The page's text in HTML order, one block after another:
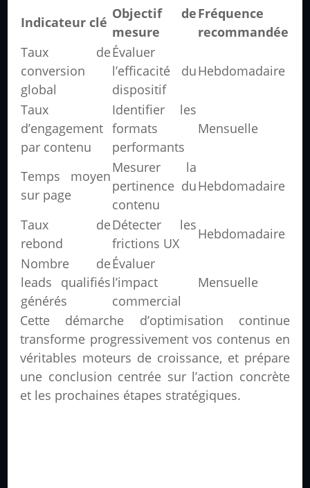
Indicateur clé
Objectif de
mesure
Fréquence
recommandée
Taux de
conversion
global
Évaluer
l’efficacité du
dispositif
Hebdomadaire
Taux
d’engagement
par contenu
Identifier les
formats
performants
Mensuelle
Temps moyen
sur page
Mesurer la
pertinence du
contenu
Hebdomadaire
Taux de
rebond
Détecter les
frictions UX
Hebdomadaire
Nombre de
leads qualifiés
générés
Évaluer
l’impact
commercial
Mensuelle
Cette démarche d’optimisation continue
transforme progressivement vos contenus en
véritables moteurs de croissance, et prépare
une conclusion centrée sur l’action concrète
et les prochaines étapes stratégiques.